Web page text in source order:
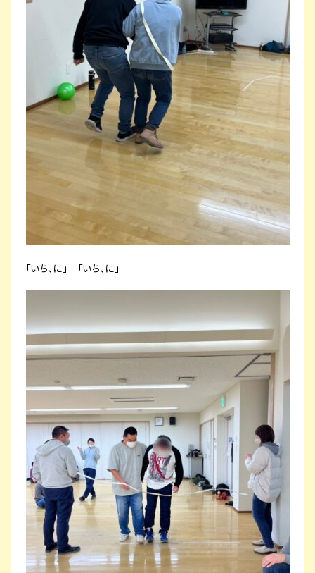
「いち、に」 「いち、に」